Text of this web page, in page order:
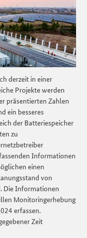
derzeit in einer
Projekte werden
präsentierten Zahlen
ein besseres
der Batteriespeicher
zu
Informationen
einen
von
Die Informationen
Monitoringerhebung
erfassen.
Zeit